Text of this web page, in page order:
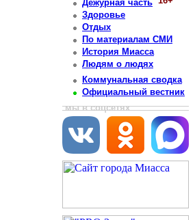
Дежурная часть
Здоровье
Отдых
По материалам СМИ
История Миасса
Людям о людях
Коммунальная сводка
Официальный вестник
мы в соцсетях